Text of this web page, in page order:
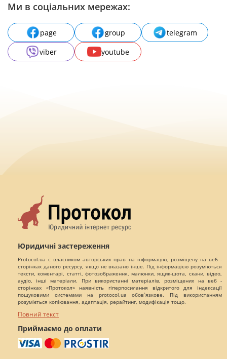
Ми в соціальних мережах:
page group
telegram
viber
youtube
Юридичні застереження
Protocol.ua є власником авторських прав на інформацію, розміщену на веб -
сторінках даного ресурсу, якщо не вказано інше. Під інформацією розуміються
тексти, коментарі, статті, фотозображення, малюнки, ящик-шота, скани, відео,
аудіо, інші матеріали. При використанні матеріалів, розміщених на веб -
сторінках «Протокол» наявність гіперпосилання відкритого для індексації
пошуковими системами на protocol.ua обов`язкове. Під використанням
розуміється копіювання, адаптація, рерайтинг, модифікація тощо.
Повний текст
Приймаємо до оплати